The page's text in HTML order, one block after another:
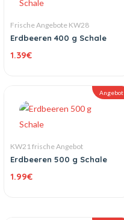
Frische Angebote KW28
Erdbeeren 400 g Schale
1.39€
Angebot
KW21 frische Angebot
Erdbeeren 500 g Schale
1.99€